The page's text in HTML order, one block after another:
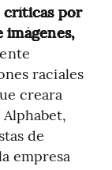
críticas por
raciales
creara
de
empresa